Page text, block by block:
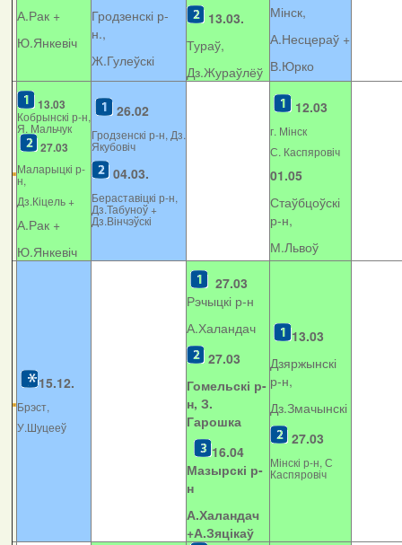
А.Рак +
Ю.Янкевіч
Гродзенскі р-
н.,
Ж.Гулеўскі
13.03.
Тураў,
Дз.Жураўлёў
Мінск,
А.Несцераў +
В.Юрко
13.03
Кобрынскі р-н,
Я. Мальчук
27.03
Маларыцкі р-
н,
Дз.Кіцель +
А.Рак +
Ю.Янкевіч
26.02
Гродзенскі р-н, Дз.
Якубовіч
04.03.
Бераставіцкі р-н,
Дз.Табуноў +
Дз.Вінчэўскі
12.03
г. Мінск
С. Каспяровіч
01.05
Стаўбцоўскі
р-н,
М.Львоў
15.12.
Брэст,
У.Шуцееў
27.03
Рэчыцкі р-н
А.Халандач
27.03
Гомельскі р-
н, З.
Гарошка
16.04
Мазырскі р-
н
А.Халандач
+А.Зяцікаў
13.03
Дзяржынскі
р-н,
Дз.Змачынскі
27.03
Мінскі р-н, С
Каспяровіч